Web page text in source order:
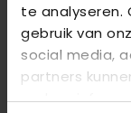
te analyseren.
gebruik van
social media,
partners
andere